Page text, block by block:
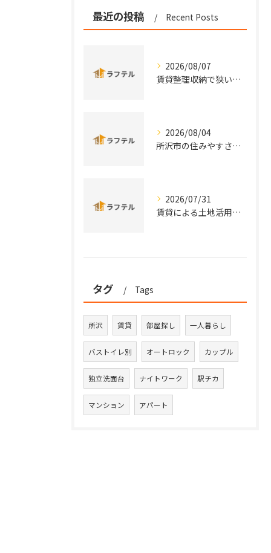
最近の投稿 Recent Posts
2026/08/07
賃貸整理収納で狭い部屋も片付く効率的な実践術と手軽アイデアまとめ
2026/08/04
所沢市の住みやすさと治安を実データと口コミから徹底比較
2026/07/31
賃貸による土地活用を埼玉県所沢市秩父市の特性から徹底比較し安定収益を実現する方法
タグ Tags
所沢 賃貸 部屋探し 一人暮らし
バストイレ別 オートロック カップル
独立洗面台 ナイトワーク 駅チカ
マンション アパート